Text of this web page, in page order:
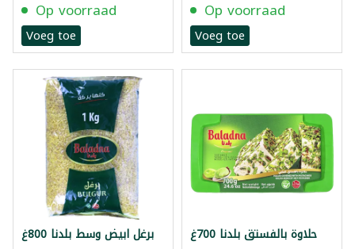
Op voorraad
Voeg toe
Op voorraad
Voeg toe
برغل ابيض وسط بلدنا 800غ حلاوة بالفستق بلدنا 700غ